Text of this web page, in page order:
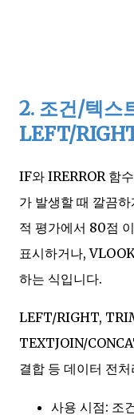
2. 조건/텍스
LEFT/
IF와 IRERROR 함
가 발생할 때 깔끔
적 평가에서 80점
표시하거나,
하는 식입니다.
LEFT/RIGHT,
TEXTJOIN/
결합 등 데이터 전
사용 시점: 조